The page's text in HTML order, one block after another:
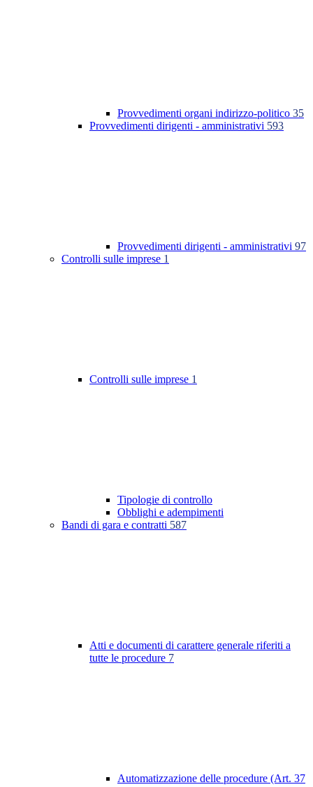
Provvedimenti organi indirizzo-politico 35
Provvedimenti dirigenti - amministrativi 593
Provvedimenti dirigenti - amministrativi 97
Controlli sulle imprese 1
Controlli sulle imprese 1
Tipologie di controllo
Obblighi e adempimenti
Bandi di gara e contratti 587
Atti e documenti di carattere generale riferiti a
tutte le procedure 7
Automatizzazione delle procedure (Art. 37